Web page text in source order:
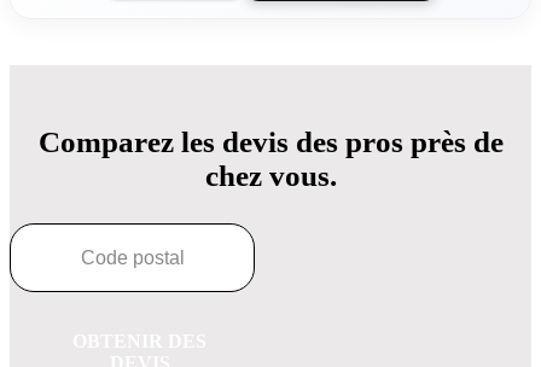
Comparez les devis des pros près de
chez vous.